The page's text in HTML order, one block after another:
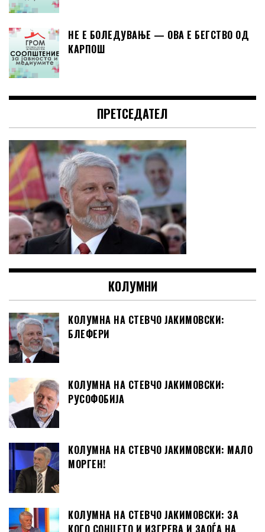
НЕ Е БОЛЕДУВАЊЕ — ОВА Е БЕГСТВО ОД
КАРПОШ
ПРЕТСЕДАТЕЛ
КОЛУМНИ
КОЛУМНА НА СТЕВЧО ЈАКИМОВСКИ:
БЛЕФЕРИ
КОЛУМНА НА СТЕВЧО ЈАКИМОВСКИ:
РУСОФОБИЈА
КОЛУМНА НА СТЕВЧО ЈАКИМОВСКИ: МАЛО
МОРГЕН!
КОЛУМНА НА СТЕВЧО ЈАКИМОВСКИ: ЗА
КОГО СОНЦЕТО И ИЗГРЕВА И ЗАОЃА НА